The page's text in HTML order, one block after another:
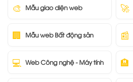
🎨 Mẫu giao diện web 🚀
🏢 Mẫu web Bất động sản 📰
💻 Web Công nghệ - Máy tính 🏨